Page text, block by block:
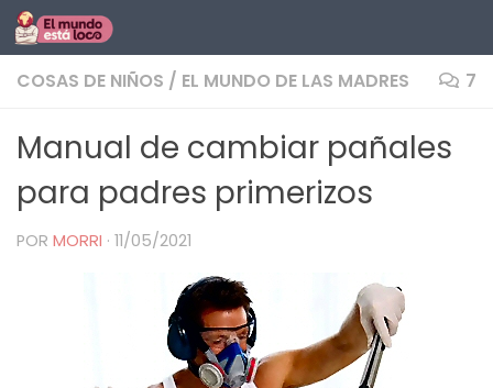
Saltar al contenido
COSAS DE NIÑOS / EL MUNDO DE LAS MADRES 7
Manual de cambiar pañales
para padres primerizos
POR MORRI · 11/05/2021